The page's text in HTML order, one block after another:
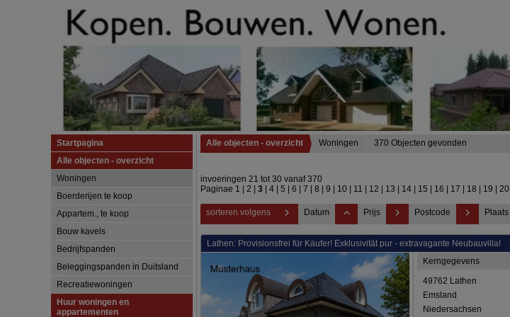
Startpagina
Alle objecten - overzicht
Woningen
Boerderijen te koop
Appartem., te koop
Bouw kavels
Bedrijfspanden
Beleggingspanden in Duitsland
Recreatiewoningen
Huur woningen en
appartementen
Alle objecten - overzicht Woningen 370 Objecten gevonden
invoeringen 21 tot 30 vanaf 370
Paginae 1 |2 |3 |4 |5 |6 |7 |8 |9 10 11 12 13 14 15 16 17 18 19 |20
sorteren volgens Datum Prijs Postcode Plaats
Lathen: Provisionsfrei für Käufer! Exklusivität pur - extravagante Neubauvilla!
Kerngegevens
49762 Lathen
Emsland
Niedersachsen